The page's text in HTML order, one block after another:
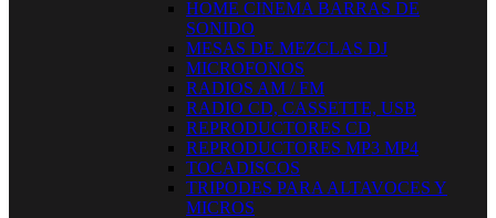
HOME CINEMA BARRAS DE
SONIDO
MESAS DE MEZCLAS DJ
MICROFONOS
RADIOS AM / FM
RADIO CD, CASSETTE, USB
REPRODUCTORES CD
REPRODUCTORES MP3 MP4
TOCADISCOS
TRIPODES PARA ALTAVOCES Y
MICROS